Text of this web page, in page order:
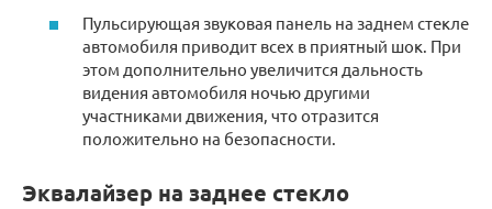
Пульсирующая звуковая панель на заднем стекле
автомобиля приводит всех в приятный шок. При
этом дополнительно увеличится дальность
видения автомобиля ночью другими
участниками движения, что отразится
положительно на безопасности.
Эквалайзер на заднее стекло